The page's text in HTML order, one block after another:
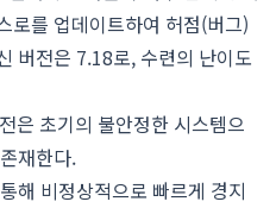
로를 업데이트하여 허점(버그)
버전은 7.18로, 수련의 난이도
은 초기의 불안정한 시스템으
재한다.
해 비정상적으로 빠르게 경지